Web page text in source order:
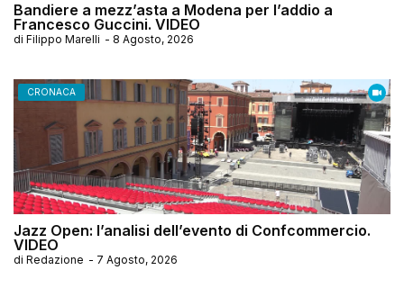
Bandiere a mezz’asta a Modena per l’addio a
Francesco Guccini. VIDEO
di Filippo Marelli - 8 Agosto, 2026
CRONACA
Jazz Open: l’analisi dell’evento di Confcommercio.
VIDEO
di Redazione - 7 Agosto, 2026